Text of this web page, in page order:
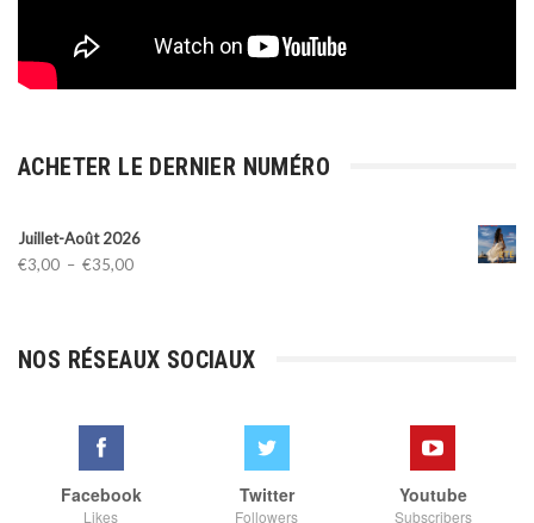
ACHETER LE DERNIER NUMÉRO
Juillet-Août 2026
€3,00 – €35,00Plage
à
NOS RÉSEAUX SOCIAUX
Facebook
Likes
Twitter
Followers
Youtube
Subscribers